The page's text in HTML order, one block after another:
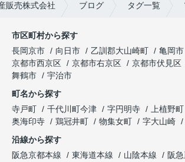
販売株式会社 ブログ タグ一覧
市区町村から探す
長岡京市
向日市 乙訓郡大山崎町
亀岡市
京都市西京区
京都市右京区 京都市伏見区
舞鶴市
宇治市
町名から探す
寺戸町
千代川町今津 字円明寺 上植野町
奥海印寺
鶏冠井町 物集女町 字大山崎
沿線から探す
阪急京都本線
東海道本線 山陰本線
阪